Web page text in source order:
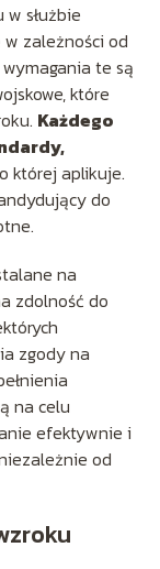
służbie
zależności od
te są
które
Każdego
której aplikuje.
do
na
zdolność do
zgody na
na celu
efektywnie i
od